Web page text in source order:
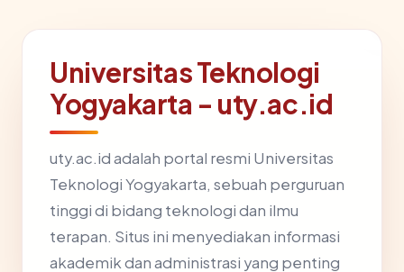
Universitas Teknologi
Yogyakarta - uty.ac.id
uty.ac.id adalah portal resmi Universitas
Teknologi Yogyakarta, sebuah perguruan
tinggi di bidang teknologi dan ilmu
terapan. Situs ini menyediakan informasi
akademik dan administrasi yang penting